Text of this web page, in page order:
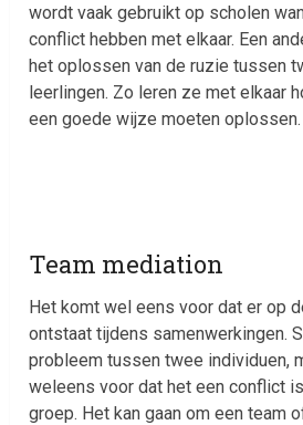
wordt vaak gebruikt op scholen
conflict hebben met elkaar. Een
het oplossen van de ruzie tussen
leerlingen. Zo leren ze met elkaar
een goede wijze moeten oplossen.
Team mediation
Het komt wel eens voor dat er op
ontstaat tijdens samenwerkingen.
probleem tussen twee individuen,
weleens voor dat het een conflict
groep. Het kan gaan om een team